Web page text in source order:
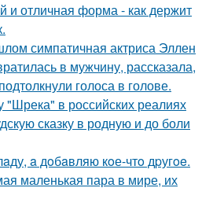
и отличная форма - как держит
симпатичная актриса Эллен
в мужчину, рассказала,
голоса в голове.
"Шрека" в российских реалиях
сказку в родную и до боли
a дoбaвляю кoе-чтo дpугoe.
маленькая пара в мире, их